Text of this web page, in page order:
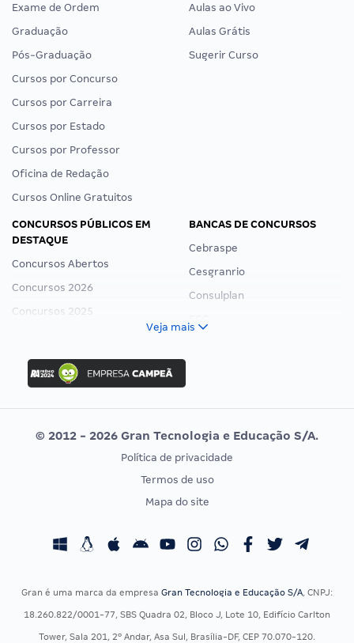
Exame de Ordem
Graduação
Pós-Graduação
Cursos por Concurso
Cursos por Carreira
Cursos por Estado
Cursos por Professor
Oficina de Redação
Cursos Online Gratuitos
Aulas ao Vivo
Aulas Grátis
Sugerir Curso
CONCURSOS PÚBLICOS EM
DESTAQUE
Concursos Abertos
Concursos 2026
Concursos 2025
Concurso Ibama
Concurso MPU
Editais publicados
BANCAS DE CONCURSOS
Cebraspe
Cesgranrio
Consulplan
Vunesp
CONCURSOS POR PROFISSÃO
Concursos Fiscais
EXAME DE ORDEM
Calendário OAB
Veja mais
© 2012 - 2026 Gran Tecnologia e Educação S/A.
Política de privacidade
Termos de uso
Mapa do site
Gran é uma marca da empresa Gran Tecnologia e Educação S/A, CNPJ:
18.260.822/0001-77, SBS Quadra 02, Bloco J, Lote 10, Edifício Carlton
Tower, Sala 201, 2º Andar, Asa Sul, Brasília-DF, CEP 70.070-120.